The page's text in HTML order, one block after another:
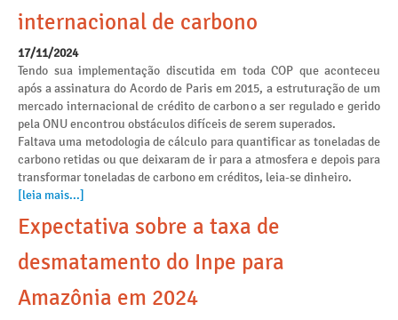
internacional de carbono
17/11/2024
Tendo sua implementação discutida em toda COP que aconteceu
após a assinatura do Acordo de Paris em 2015, a estruturação de um
mercado internacional de crédito de carbono a ser regulado e gerido
pela ONU encontrou obstáculos difíceis de serem superados.
Faltava uma metodologia de cálculo para quantificar as toneladas de
carbono retidas ou que deixaram de ir para a atmosfera e depois para
transformar toneladas de carbono em créditos, leia-se dinheiro.
[leia mais...]
Expectativa sobre a taxa de
desmatamento do Inpe para
Amazônia em 2024